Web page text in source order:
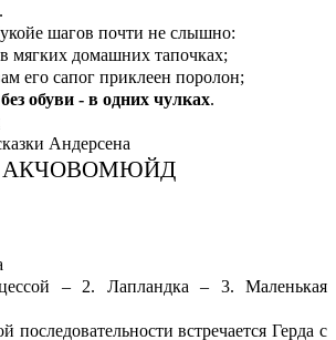
шагов почти не слышно:
мягких домашних тапочках;
его сапог приклеен поролон;
обуви - в одних чулках.
Андерсена
АКЧОВОМЮЙД
– 2. Лапландка – 3. Маленькая
встречается Герда с